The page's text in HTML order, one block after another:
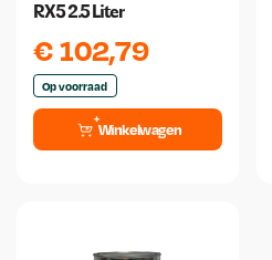
RX5 2.5 Liter
€102,79
Op voorraad
Winkelwagen